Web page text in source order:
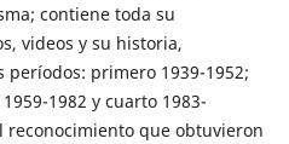
contiene toda su
videos y su historia,
primero 1939-1952;
1982 y cuarto 1983-
reconocimiento que obtuvieron